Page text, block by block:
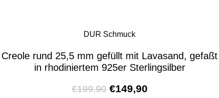
DUR Schmuck
Creole rund 25,5 mm gefüllt mit Lavasand, gefaßt
in rhodiniertem 925er Sterlingsilber
€199,90 €149,90